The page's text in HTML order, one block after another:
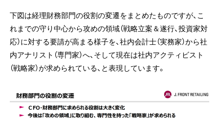
下図は経理財務部門の役割の変遷をまとめたものですが、こ
れまでの守り中心から攻めの領域（戦略立案＆遂行、投資家対
応）に対する要請が高まる様子を、社内会計士（実務家）から社
内アナリスト（専門家）へ、そして現在は社内アクティビスト
（戦略家）が求められている、と表現しています。